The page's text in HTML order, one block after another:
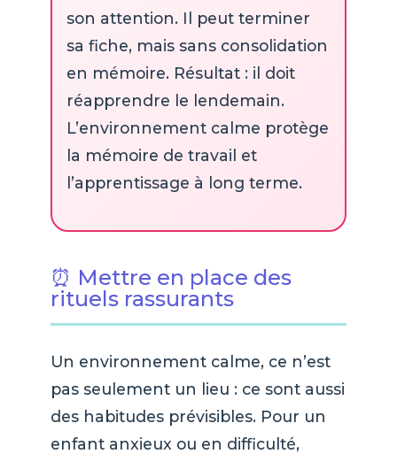
son attention. Il peut terminer
sa fiche, mais sans consolidation
en mémoire. Résultat : il doit
réapprendre le lendemain.
L’environnement calme protège
la mémoire de travail et
l’apprentissage à long terme.
⏰ Mettre en place des
rituels rassurants
Un environnement calme, ce n’est
pas seulement un lieu : ce sont aussi
des habitudes prévisibles. Pour un
enfant anxieux ou en difficulté,